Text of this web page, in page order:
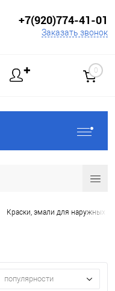
+7(920)774-41-01
Заказать звонок
✚ 0
Краски, эмали для наружных
популярности